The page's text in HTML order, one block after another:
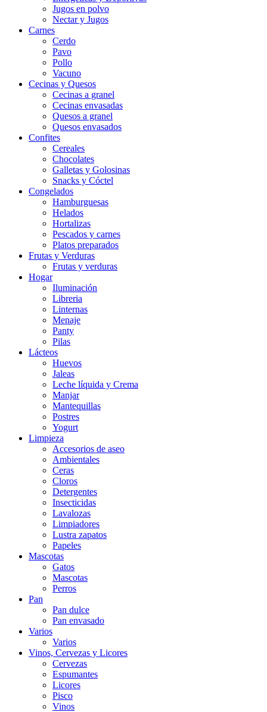
Jugos en polvo
Nectar y Jugos
Carnes
Cerdo
Pavo
Pollo
Vacuno
Cecinas y Quesos
Cecinas a granel
Cecinas envasadas
Quesos a granel
Quesos envasados
Confites
Cereales
Chocolates
Galletas y Golosinas
Snacks y Cóctel
Congelados
Hamburguesas
Helados
Hortalizas
Pescados y carnes
Platos preparados
Frutas y Verduras
Frutas y verduras
Hogar
Iluminación
Libreria
Linternas
Menaje
Panty
Pilas
Lácteos
Huevos
Jaleas
Leche líquida y Crema
Manjar
Mantequillas
Postres
Yogurt
Limpieza
Accesorios de aseo
Ambientales
Ceras
Cloros
Detergentes
Insecticidas
Lavalozas
Limpiadores
Lustra zapatos
Papeles
Mascotas
Gatos
Mascotas
Perros
Pan
Pan dulce
Pan envasado
Varios
Varios
Vinos, Cervezas y Licores
Cervezas
Espumantes
Licores
Pisco
Vinos